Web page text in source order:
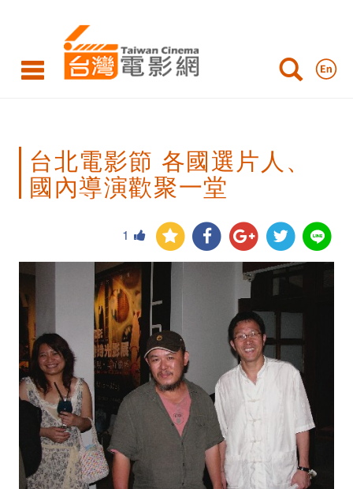
電
節
國
片
人、
國
內
導
演
歡
聚
台北電影節 各國選片人、
國內導演歡聚一堂
1